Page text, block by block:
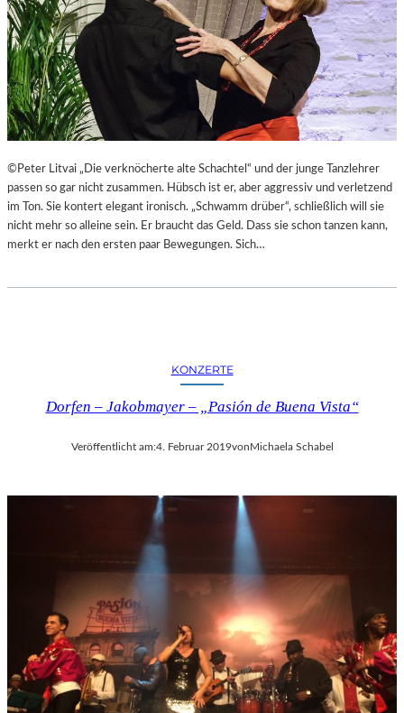
T
L
E
R
I
N
E
N
I
N
D
E
K
N
W
E
R
©Peter Litvai „Die verknöcherte alte Schachtel“ und der junge Tanzlehrer
passen so gar nicht zusammen. Hübsch ist er, aber aggressiv und verletzend
im Ton. Sie kontert elegant ironisch. „Schwamm drüber“, schließlich will sie
nicht mehr so alleine sein. Er braucht das Geld. Dass sie schon tanzen kann,
merkt er nach den ersten paar Bewegungen. Sich…
KONZERTE
Dorfen – Jakobmayer – „Pasión de Buena Vista“
Veröffentlicht am:4. Februar 2019vonMichaela Schabel